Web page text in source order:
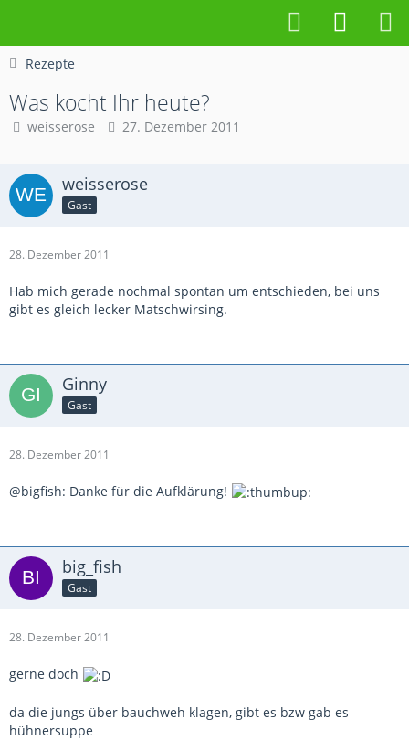
Rezepte
Was kocht Ihr heute?
weisserose 27. Dezember 2011
weisserose
Gast
28. Dezember 2011
Hab mich gerade nochmal spontan um entschieden, bei uns
gibt es gleich lecker Matschwirsing.
Ginny
Gast
28. Dezember 2011
@bigfish: Danke für die Aufklärung!
big_fish
Gast
28. Dezember 2011
gerne doch
da die jungs über bauchweh klagen, gibt es bzw gab es
hühnersuppe